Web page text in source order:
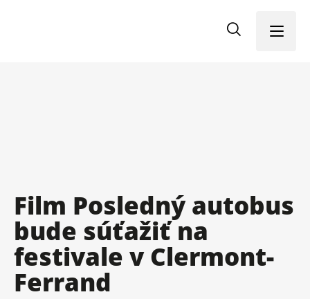
Menu
Film Posledný autobus
bude súťažiť na
festivale v Clermont-
Ferrand